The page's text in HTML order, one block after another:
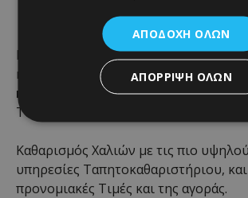
Μπορείτε να δείτε τις χαμηλότερες
καθαρισμού & φύλαξης χαλιών στον
καθαρισμού & φύλαξης χαλιών »
Ταπητοκαθαριστηρίου μας.
Καθαρισμός Χαλιών με τις πιο
υπηρεσίες Ταπητοκαθαριστήριου, και
προνομιακές Τιμές και της αγοράς.
ΑΠΟΔΟΧΉ ΌΛΩΝ
ΑΠΌΡΡΙΨΗ ΌΛΩΝ